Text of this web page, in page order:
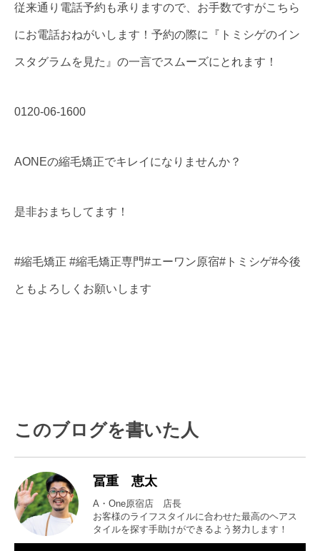
従来通り電話予約も承りますので、お手数ですがこちら
にお電話おねがいします！予約の際に『トミシゲのイン
スタグラムを見た』の一言でスムーズにとれます！
0120-06-1600
AONEの縮毛矯正でキレイになりませんか？
是非おまちしてます！
#縮毛矯正 #縮毛矯正専門#エーワン原宿#トミシゲ#今後
ともよろしくお願いします
このブログを書いた人
冨重 恵太
A・One原宿店 店長
お客様のライフスタイルに合わせた最高のヘアス
タイルを探す手助けができるよう努力します！